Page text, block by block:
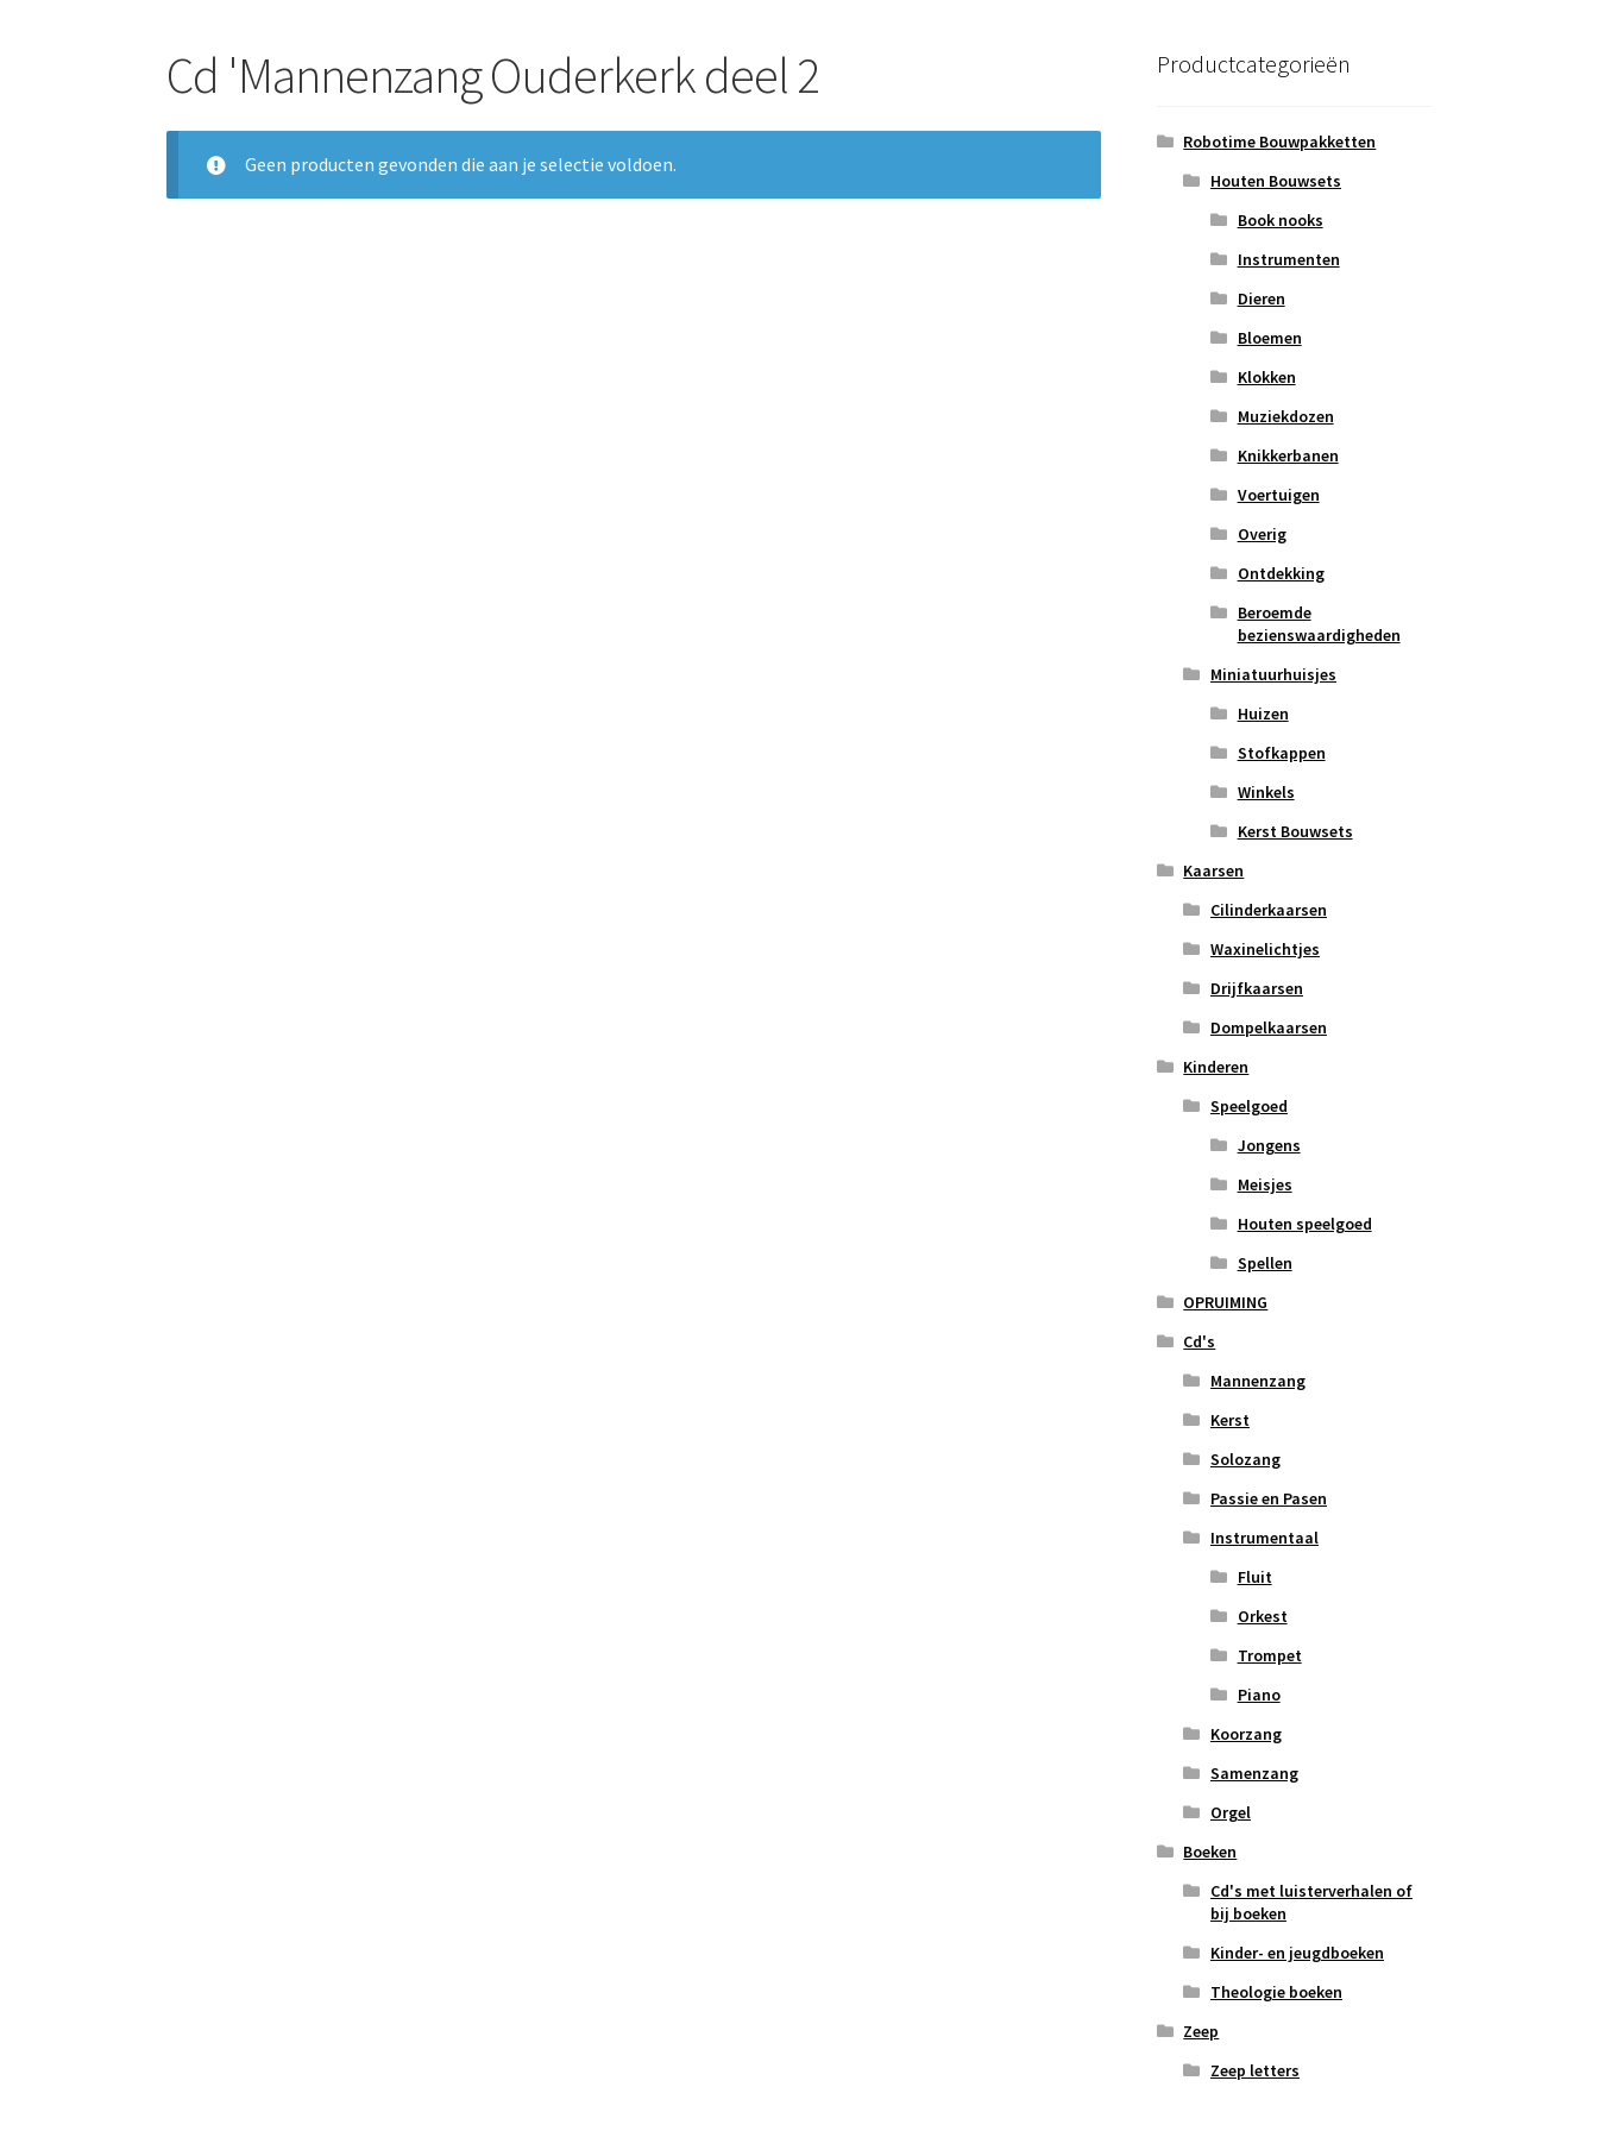
Cd 'Mannenzang Ouderkerk deel 2
Geen producten gevonden die aan je selectie voldoen.
Productcategorieën
Robotime Bouwpakketten
Houten Bouwsets
Book nooks
Instrumenten
Dieren
Bloemen
Klokken
Muziekdozen
Knikkerbanen
Voertuigen
Overig
Ontdekking
Beroemde
bezienswaardigheden
Miniatuurhuisjes
Huizen
Stofkappen
Winkels
Kerst Bouwsets
Kaarsen
Cilinderkaarsen
Waxinelichtjes
Drijfkaarsen
Dompelkaarsen
Kinderen
Speelgoed
Jongens
Meisjes
Houten speelgoed
Spellen
OPRUIMING
Cd's
Mannenzang
Kerst
Solozang
Passie en Pasen
Instrumentaal
Fluit
Orkest
Trompet
Piano
Koorzang
Samenzang
Orgel
Boeken
Cd's met luisterverhalen of
bij boeken
Kinder- en jeugdboeken
Theologie boeken
Zeep
Zeep letters